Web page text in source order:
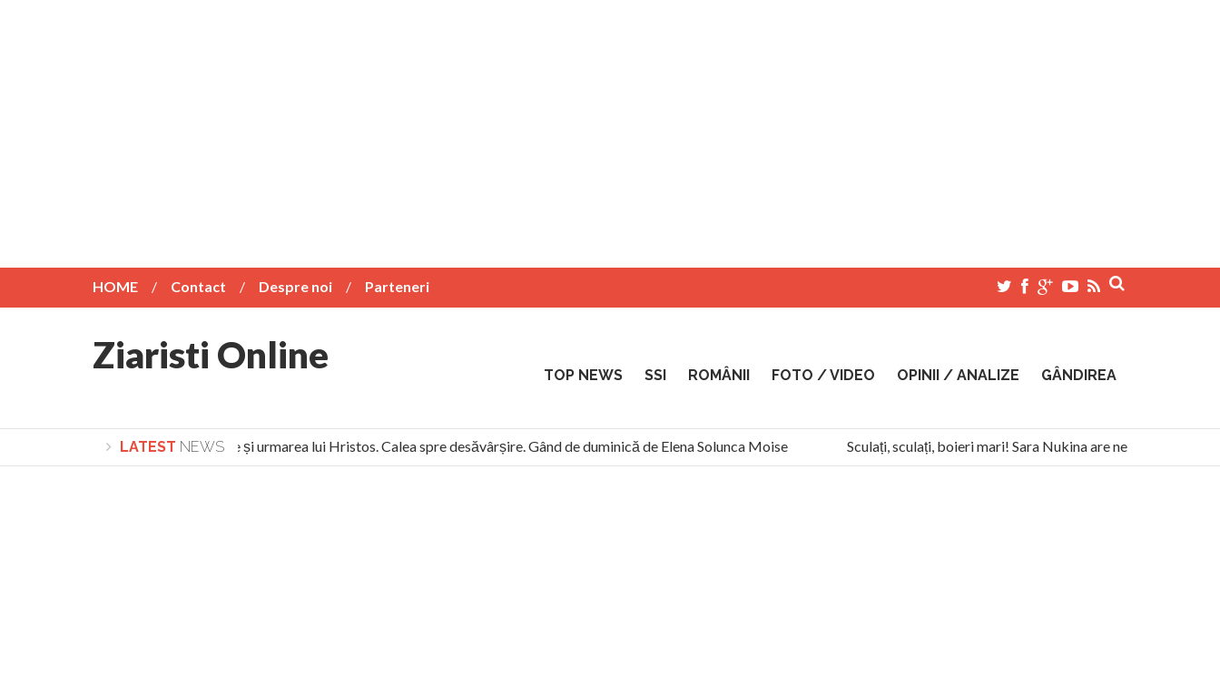
HOME Contact Despre noi Parteneri
Ziaristi Online TOP NEWS SSI ROMÂNII FOTO / VIDEO OPINII / ANALIZE GÂNDIREA
LATEST NEWS
Lepădarea de sine și urmarea lui Hristos. Calea spre desăvârșire. Gând de duminică de Elena Solunca Moise
Sculați, sculați, boieri mari! Sara Nukina are nevoie de ajutorul
Turnătorul DIE Lucian Boia înjură din nou poporul român: “românii sunt slavi, nu latini”. Fostul agent ceaușist de la Humanitas militează pentru federalizarea României